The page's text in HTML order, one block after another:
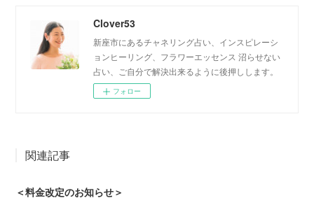
Clover53
新座市にあるチャネリング占い、インスピレーシ
ョンヒーリング、フラワーエッセンス 沼らせない
占い、ご自分で解決出来るように後押しします。
フォロー
関連記事
＜料金改定のお知らせ＞